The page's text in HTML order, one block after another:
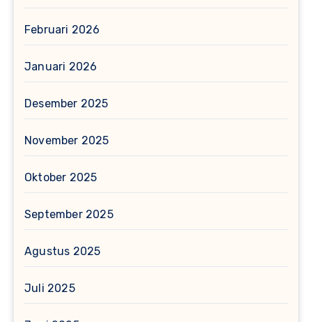
Februari 2026
Januari 2026
Desember 2025
November 2025
Oktober 2025
September 2025
Agustus 2025
Juli 2025